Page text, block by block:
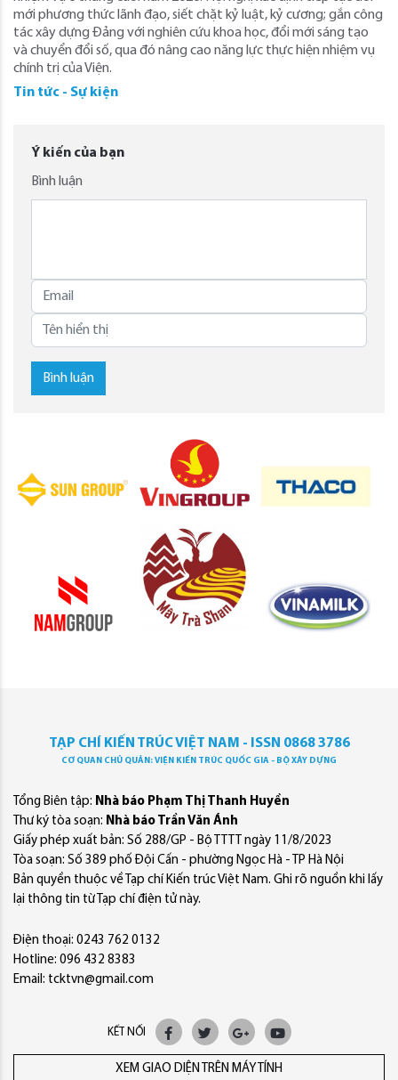
mới phương thức lãnh đạo, siết chặt kỷ luật, kỷ cương; gắn công
tác xây dựng Đảng với nghiên cứu khoa học, đổi mới sáng tạo
và chuyển đổi số, qua đó nâng cao năng lực thực hiện nhiệm vụ
chính trị của Viện.
Tin tức - Sự kiện
Ý kiến của bạn
Bình luận
Bình luận
TẠP CHÍ KIẾN TRÚC VIỆT NAM - ISSN 0868 3786
CƠ QUAN CHỦ QUẢN: VIỆN KIẾN TRÚC QUỐC GIA - BỘ XÂY DỰNG
Tổng Biên tập: Nhà báo Phạm Thị Thanh Huyền
Thư ký tòa soạn: Nhà báo Trần Văn Ánh
Giấy phép xuất bản: Số 288/GP - Bộ TTTT ngày 11/8/2023
Tòa soạn: Số 389 phố Đội Cấn - phường Ngọc Hà - TP Hà Nội
Bản quyền thuộc về Tạp chí Kiến trúc Việt Nam. Ghi rõ nguồn khi lấy
lại thông tin từ Tạp chí điện tử này.
Điện thoại: 0243 762 0132
Hotline: 096 432 8383
Email: tcktvn@gmail.com
KẾT NỐI
XEM GIAO DIỆN TRÊN MÁY TÍNH